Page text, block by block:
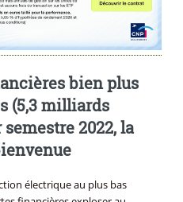
bien plus
(5,3 milliards
semestre 2022, la
électrique au plus bas